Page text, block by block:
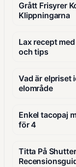
Grått Frisyrer
Klippningarna
Lax recept
och tips
Vad är elpriset
elområde
Enkel tacopaj
för 4
Titta På